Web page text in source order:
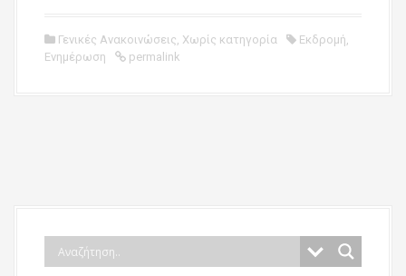
Γενικές Ανακοινώσεις, Χωρίς κατηγορία Εκδρομή,
Ενημέρωση
permalink